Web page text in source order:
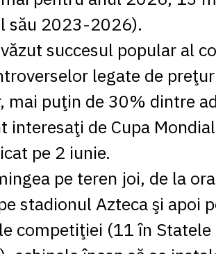
său 2023-2026).
succesul popular al
legate de
mai puţin de 30% dintre
interesaţi de Cupa
pe 2 iunie.
pe teren joi, de la
stadionul Azteca şi apoi
competiţiei (11 în Statele